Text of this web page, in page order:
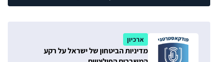
ארכיון
מדיניות הביטחון של ישראל על רקע